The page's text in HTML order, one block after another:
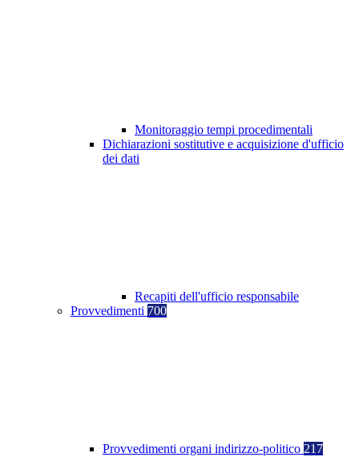
Monitoraggio tempi procedimentali
Dichiarazioni sostitutive e acquisizione d'ufficio
dei dati
Recapiti dell'ufficio responsabile
Provvedimenti 700
Provvedimenti organi indirizzo-politico 217